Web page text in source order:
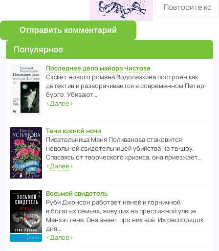
Отправить комментарий
Популярное
Последнее дело майора Чистова
Сюжет нового романа Водо­ла­з­кина пост­роен как
дете­ктив и разво­ра­чи­ва­ется в совре­менном Пете­р­
бурге. Убивают…
‹Далее›
Тени южной ночи
Писа­тель­ница Маня Поли­ва­нова стано­вится
невольной свиде­тель­ницей убийства на тв-шоу.
Спасаясь от твор­че­с­кого кризиса, она приезжает…
‹Далее›
Восьмой свидетель
Руби Джонсон рабо­тает няней и горни­чной
в богатых семьях, живущих на прес­ти­жной улице
Манх­эт­тена. Она знает про них всё. Их распо­рядок
дня…
‹Далее›